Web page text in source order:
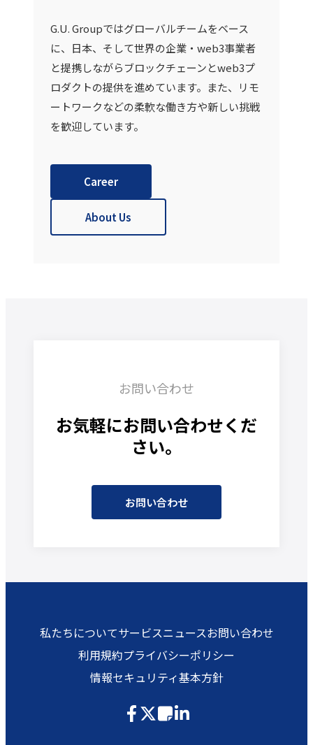
G.U. Groupではグローバルチームをベース
に、日本、そして世界の企業・web3事業者
と提携しながらブロックチェーンとweb3プ
ロダクトの提供を進めています。また、リモ
ートワークなどの柔軟な働き方や新しい挑戦
を歓迎しています。
Career
About Us
お問い合わせ
お気軽にお問い合わせくだ
さい。
お問い合わせ
私たちについてサービスニュースお問い合わせ
利用規約プライバシーポリシー
情報セキュリティ基本方針